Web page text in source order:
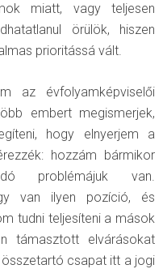
miatt, vagy teljesen
örülök, hiszen
prioritássá vált.
az évfolyamképviselői
embert megismerjek,
hogy elnyerjem a
hozzám bármikor
problémájuk van.
van ilyen pozíció, és
tudni teljesíteni a mások
támasztott elvárásokat
csapat itt a jogi